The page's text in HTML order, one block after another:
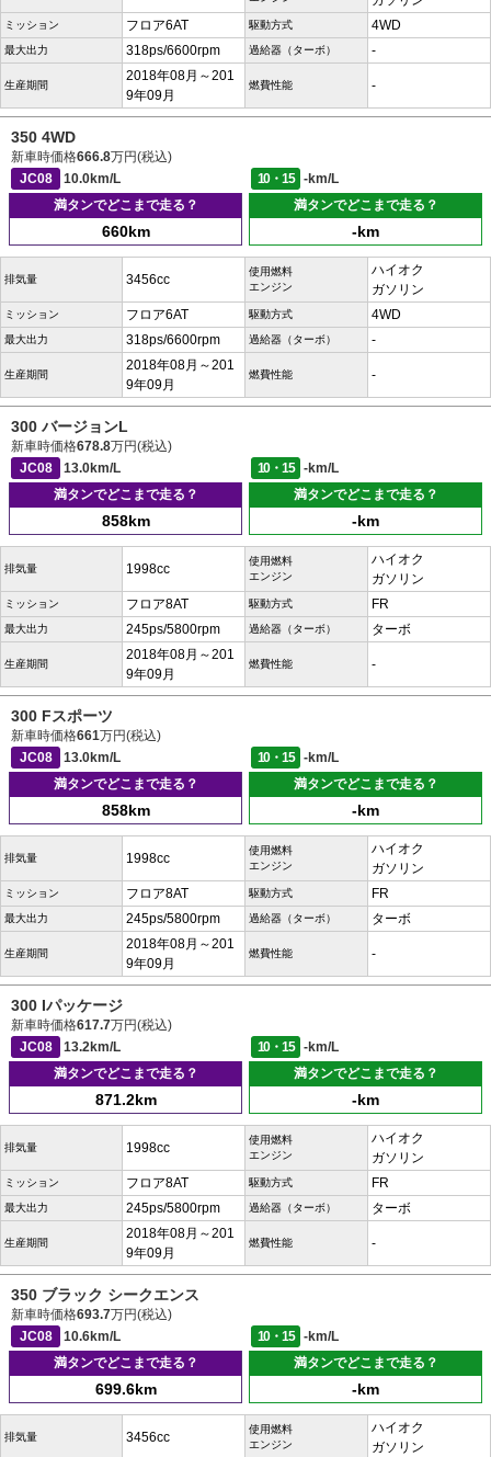
ミッション フロア6AT 駆動方式 4WD
最大出力 318ps/6600rpm 過給器（ターボ） -
生産期間
2018年08月～201
9年09月
燃費性能 -
350 4WD
新車時価格666.8万円(税込)
JC08
10.0km/L 10・15
-km/L
満タンでどこまで走る？
660km
満タンでどこまで走る？
-km
排気量 3456cc
使用燃料
エンジン
ハイオク
ガソリン
ミッション フロア6AT 駆動方式 4WD
最大出力 318ps/6600rpm 過給器（ターボ） -
生産期間
2018年08月～201
9年09月
燃費性能 -
300 バージョンL
新車時価格678.8万円(税込)
JC08
13.0km/L 10・15
-km/L
満タンでどこまで走る？
858km
満タンでどこまで走る？
-km
排気量 1998cc
使用燃料
エンジン
ハイオク
ガソリン
ミッション フロア8AT 駆動方式 FR
最大出力 245ps/5800rpm 過給器（ターボ） ターボ
生産期間
2018年08月～201
9年09月
燃費性能 -
300 Fスポーツ
新車時価格661万円(税込)
JC08
13.0km/L 10・15
-km/L
満タンでどこまで走る？
858km
満タンでどこまで走る？
-km
排気量 1998cc
使用燃料
エンジン
ハイオク
ガソリン
ミッション フロア8AT 駆動方式 FR
最大出力 245ps/5800rpm 過給器（ターボ） ターボ
生産期間
2018年08月～201
9年09月
燃費性能 -
300 Iパッケージ
新車時価格617.7万円(税込)
JC08
13.2km/L 10・15
-km/L
満タンでどこまで走る？
871.2km
満タンでどこまで走る？
-km
排気量 1998cc
使用燃料
エンジン
ハイオク
ガソリン
ミッション フロア8AT 駆動方式 FR
最大出力 245ps/5800rpm 過給器（ターボ） ターボ
生産期間
2018年08月～201
9年09月
燃費性能 -
350 ブラック シークエンス
新車時価格693.7万円(税込)
JC08
10.6km/L 10・15
-km/L
満タンでどこまで走る？
699.6km
満タンでどこまで走る？
-km
排気量 3456cc
使用燃料
エンジン
ハイオク
ガソリン